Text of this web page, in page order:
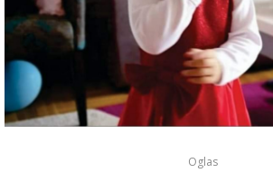
Oglas